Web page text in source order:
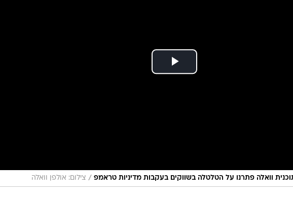
וואלה פתרנו על הטלטלה בשווקים בעקבות מדיניות טראמפ / צילום: אולפן וואלה